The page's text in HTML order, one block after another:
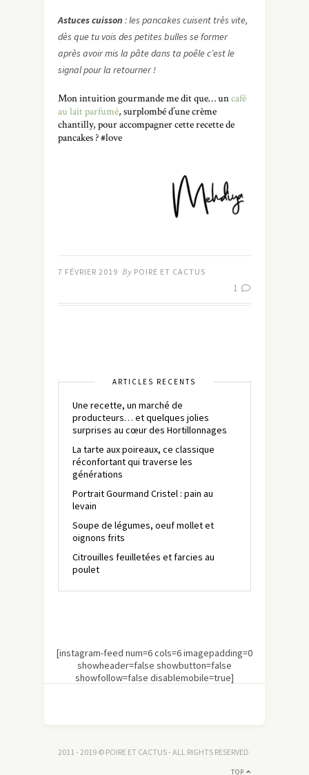
Astuces cuisson : les pancakes cuisent très vite,
dès que tu vois des petites bulles se former
après avoir mis la pâte dans ta poêle c’est le
signal pour la retourner !
Mon intuition gourmande me dit que… uncafé
au lait parfumé, surplombé d’une crème
chantilly, pour accompagner cette recette de
pancakes ? #love
7 FÉVRIER 2019 By POIRE ET CACTUS
1
ARTICLES RÉCENTS
Une recette, un marché de
producteurs… et quelques jolies
surprises au cœur des Hortillonnages
La tarte aux poireaux, ce classique
réconfortant qui traverse les
générations
Portrait Gourmand Cristel : pain au
levain
Soupe de légumes, oeuf mollet et
oignons frits
Citrouilles feuilletées et farcies au
poulet
[instagram-feed num=6 cols=6 imagepadding=0
showheader=false showbutton=false
showfollow=false disablemobile=true]
2011 - 2019 © POIRE ET CACTUS - ALL RIGHTS RESERVED
TOP